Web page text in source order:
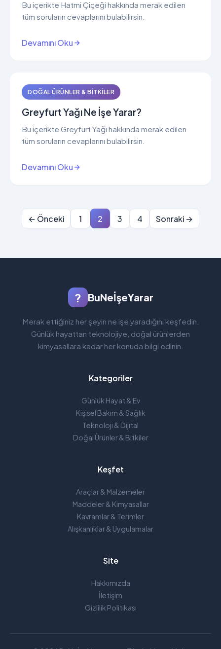
Bu içerikte Hatmi Çiçeği hakkında merak edilen
tüm soruların cevaplarını bulabilirsin.
Devamını Oku
DOĞAL ÜRÜNLER & BITKILER
Greyfurt Yağı Ne İşe Yarar?
Bu içerikte Greyfurt Yağı hakkında merak edilen
tüm soruların cevaplarını bulabilirsin.
Devamını Oku
← Önceki 1 2 3 4 Sonraki →
? BuNeİşeYarar
Merak ettiğiniz her şeyin ne işe yaradığını keşfedin.
Günlük hayattan teknolojiye, doğal ürünlerden
kimyasallara kadar her konuda bilgi edinin.
Kategoriler
Günlük Hayat & Ev
Kişisel Bakım & Sağlık
Teknoloji & Dijital
Doğal Ürünler & Bitkiler
Keşfet
Araçlar & Malzemeler
Maddeler & Kimyasallar
Kavramlar & Terimler
Alışkanlıklar & Uygulamalar
Site
Hakkımızda
İletişim
Gizlilik Politikası